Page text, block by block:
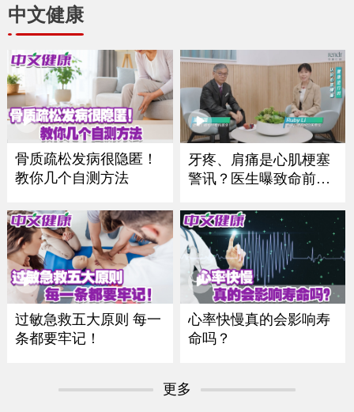
中文健康
骨质疏松发病很隐匿！
教你几个自测方法
牙疼、肩痛是心肌梗塞
警讯？医生曝致命前
学！
过敏急救五大原则 每一
条都要牢记！
心率快慢真的会影响寿
命吗？
更多